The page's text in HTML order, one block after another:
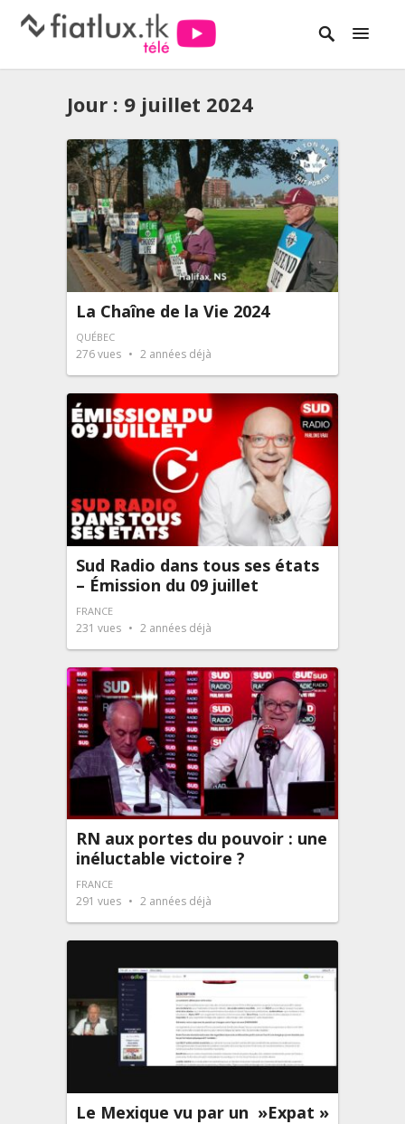
Jour : 9 juillet 2024
La Chaîne de la Vie 2024
QUÉBEC
276vues 2 années déjà
Sud Radio dans tous ses états
– Émission du 09 juillet
FRANCE
231 vues 2 années déjà
RN aux portes du pouvoir : une
inéluctable victoire ?
FRANCE
291 vues 2 années déjà
Le Mexique vu par un »Expat »